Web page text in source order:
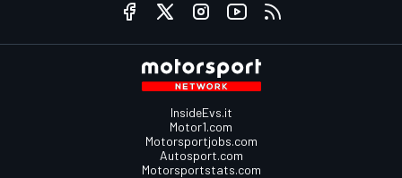
InsideEvs.it
Motor1.com
Motorsportjobs.com
Autosport.com
Motorsportstats.com